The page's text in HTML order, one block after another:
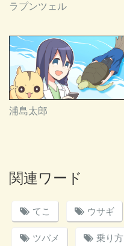
ラプンツェル
浦島太郎
関連ワード
てこ ウサギ
ツバメ 乗り方